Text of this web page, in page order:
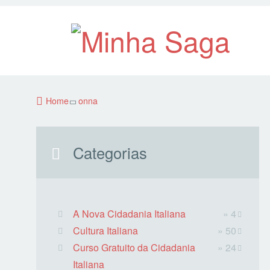
Home onna
Categorias
A Nova Cidadania Italiana
» 4
Cultura Italiana
» 50
Curso Gratuito da Cidadania
Italiana
» 24